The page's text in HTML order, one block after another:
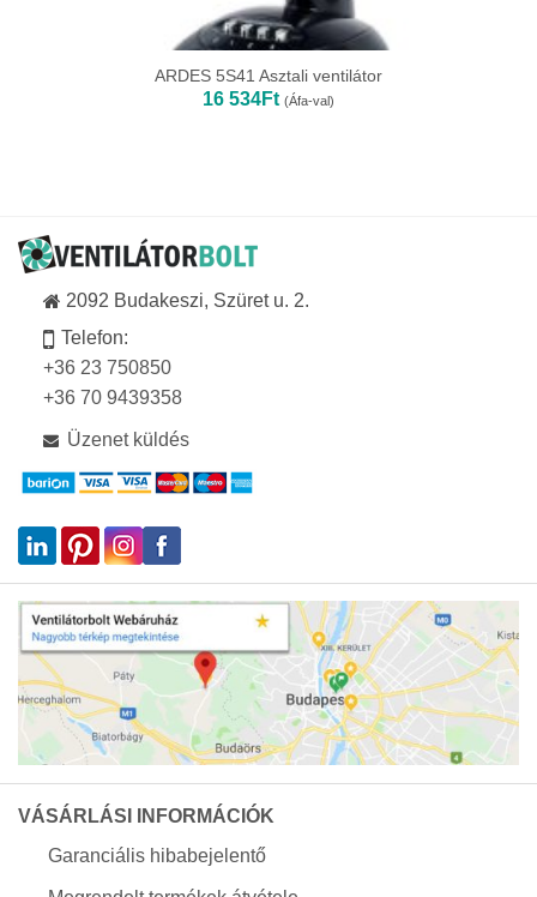
ARDES 5S41 Asztali ventilátor
16 534Ft (Áfa-val)
2092 Budakeszi, Szüret u. 2.
Telefon:
+36 23 750850
+36 70 9439358
Üzenet küldés
VÁSÁRLÁSI INFORMÁCIÓK
Garanciális hibabejelentő